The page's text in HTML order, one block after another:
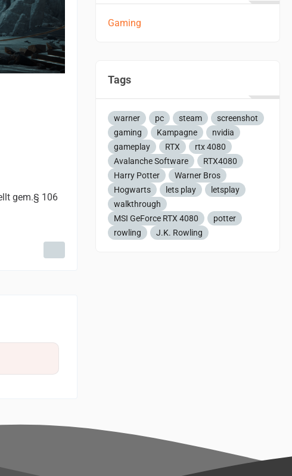
gem.§ 106
Gaming
Tags
warner pc steam
screenshot
gaming
Kampagne
nvidia
gameplay
RTX
rtx 4080
Avalanche Software
RTX4080
Harry Potter
Warner Bros
Hogwarts
lets play
letsplay
walkthrough
MSI GeForce RTX 4080
potter
rowling
J.K. Rowling